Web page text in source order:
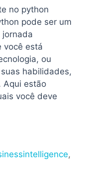
no python
pode ser um
você está
ou
habilidades,
Aqui estão
você deve
,